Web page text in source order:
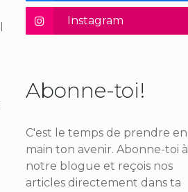
Instagram
Abonne-toi!
C'est le temps de prendre en
main ton avenir. Abonne-toi à
notre blogue et reçois nos
articles directement dans ta